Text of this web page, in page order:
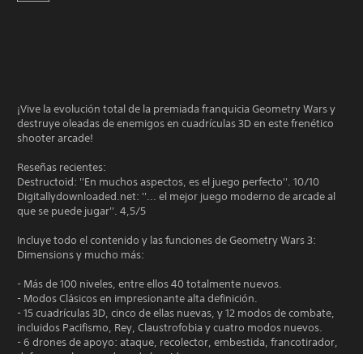
¡Vive la evolución total de la premiada franquicia Geometry Wars y
destruye oleadas de enemigos en cuadrículas 3D en este frenético
shooter arcade!
Reseñas recientes:
Destructoid: ''En muchos aspectos, es el juego perfecto''. 10/10
Digitallydownloaded.net: ''... el mejor juego moderno de arcade al
que se puede jugar''. 4,5/5
Incluye todo el contenido y las funciones de Geometry Wars 3:
Dimensions y mucho más:
- Más de 100 niveles, entre ellos 40 totalmente nuevos.
- Modos Clásicos en impresionante alta definición.
- 15 cuadrículas 3D, cinco de ellas nuevas, y 12 modos de combate,
incluidos Pacifismo, Rey, Claustrofobia y cuatro modos nuevos.
- 6 drones de apoyo: ataque, recolector, embestida, francotirador,